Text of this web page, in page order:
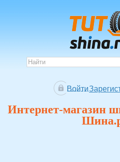
Войти
Интернет-магазин